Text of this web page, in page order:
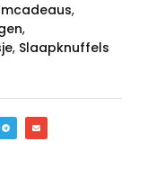
,
,
, Slaapknuffels